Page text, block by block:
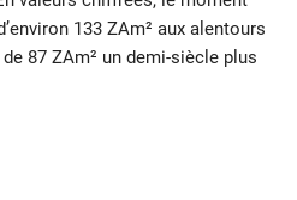
133 ZAm² aux alentours
87 ZAm² un demi-siècle plus